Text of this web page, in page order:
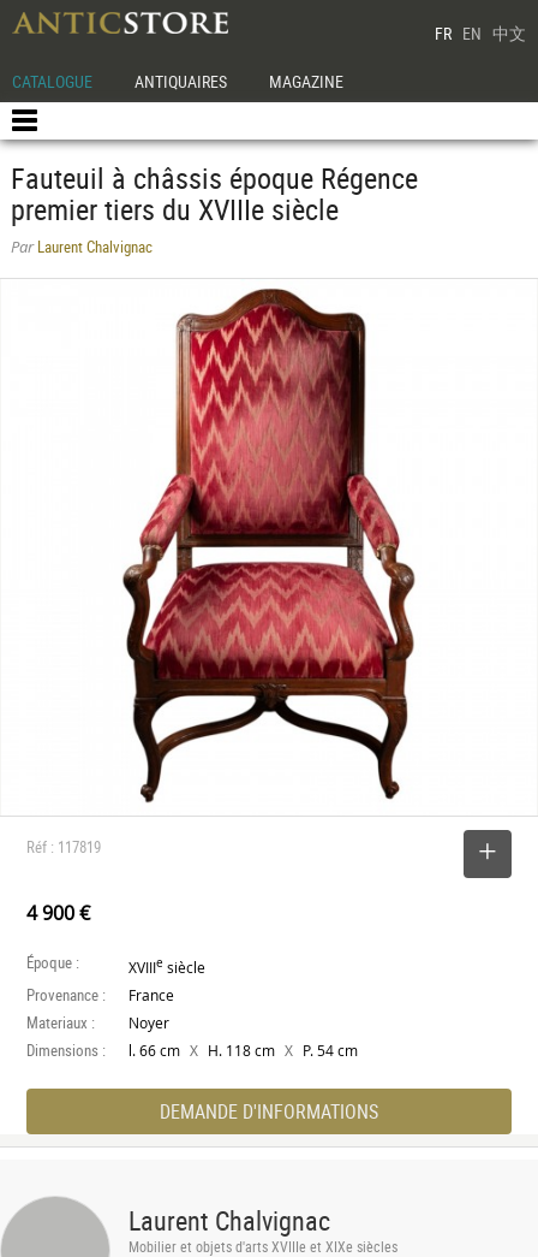
FR EN 中文
CATALOGUE ANTIQUAIRES MAGAZINE
Fauteuil à châssis époque Régence
premier tiers du XVIIIe siècle
ParLaurent Chalvignac
Réf : 117819
4 900 €
Époque : XVIIIe siècle
Provenance : France
Materiaux : Noyer
Dimensions : l. 66 cm X H. 118 cm X P. 54 cm
DEMANDE D'INFORMATIONS
Laurent Chalvignac
Mobilier et objets d'arts XVIIIe et XIXe siècles